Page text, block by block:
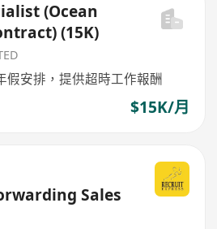
(Ocean
(15K)
假安排，提供超時工作報酬
$15K/月
Sales